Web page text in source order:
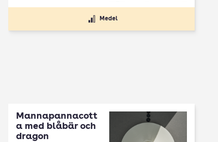
Medel
Mannapannacott
a med blåbär och
dragon